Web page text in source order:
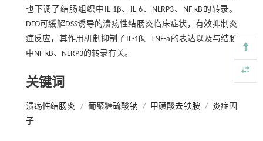
也下调了结肠组织中IL-1β、IL-6、NLRP3、NF-κB的转录。
DFO可缓解DSS诱导的溃疡性结肠炎临床症状，有效抑制炎
症反应，其作用机制抑制了IL-1β、TNF-a的表达以及与结肠
中NF-κB、NLRP3的转录有关。
关键词
溃疡性结肠炎 / 葡聚糖硫酸钠 / 甲磺酸去铁胺 / 炎症因
子